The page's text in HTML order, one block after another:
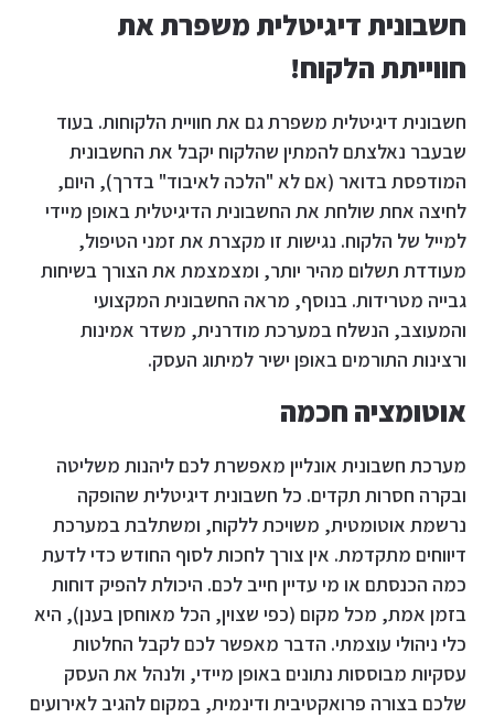
חשבונית דיגיטלית משפרת את
חווייתת הלקוח!
חשבונית דיגיטלית משפרת גם את חוויית הלקוחות. בעוד
שבעבר נאלצתם להמתין שהלקוח יקבל את החשבונית
המודפסת בדואר (אם לא "הלכה לאיבוד" בדרך), היום,
לחיצה אחת שולחת את החשבונית הדיגיטלית באופן מיידי
למייל של הלקוח. נגישות זו מקצרת את זמני הטיפול,
מעודדת תשלום מהיר יותר, ומצמצמת את הצורך בשיחות
גבייה מטרידות. בנוסף, מראה החשבונית המקצועי
והמעוצב, הנשלח במערכת מודרנית, משדר אמינות
ורצינות התורמים באופן ישיר למיתוג העסק.
אוטומציה חכמה
מערכת חשבונית אונליין מאפשרת לכם ליהנות משליטה
ובקרה חסרות תקדים. כל חשבונית דיגיטלית שהופקה
נרשמת אוטומטית, משויכת ללקוח, ומשתלבת במערכת
דיווחים מתקדמת. אין צורך לחכות לסוף החודש כדי לדעת
כמה הכנסתם או מי עדיין חייב לכם. היכולת להפיק דוחות
בזמן אמת, מכל מקום (כפי שצוין, הכל מאוחסן בענן), היא
כלי ניהולי עוצמתי. הדבר מאפשר לכם לקבל החלטות
עסקיות מבוססות נתונים באופן מיידי, ולנהל את העסק
שלכם בצורה פרואקטיבית ודינמית, במקום להגיב לאירועים